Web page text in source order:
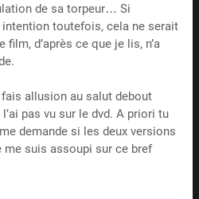
de sa torpeur… Si
toutefois, cela ne serait
d’après ce que je lis, n’a
allusion au salut debout
pas vu sur le dvd. A priori tu
demande si les deux versions
suis assoupi sur ce bref